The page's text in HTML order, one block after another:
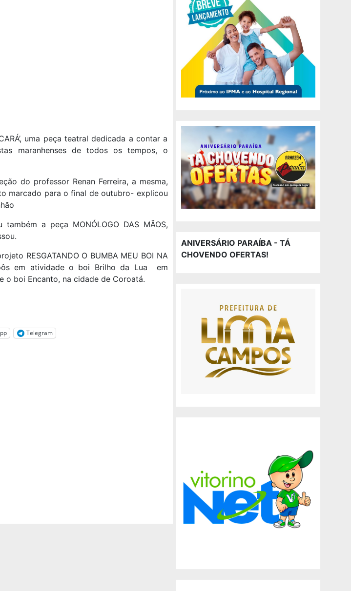
uma peça teatral dedicada a contar a
maranhenses de todos os tempos, o
do professor Renan Ferreira, a mesma,
marcado para o final de outubro- explicou
a peça MONÓLOGO DAS MÃOS,
RESGATANDO O BUMBA MEU BOI NA
em atividade o boi Brilho da Lua em
o boi Encanto, na cidade de Coroatá.
Telegram
ANIVERSÁRIO PARAÍBA - TÁ
CHOVENDO OFERTAS!